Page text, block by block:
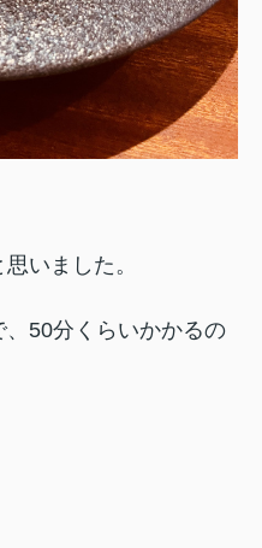
いました。
50分くらいかかるの